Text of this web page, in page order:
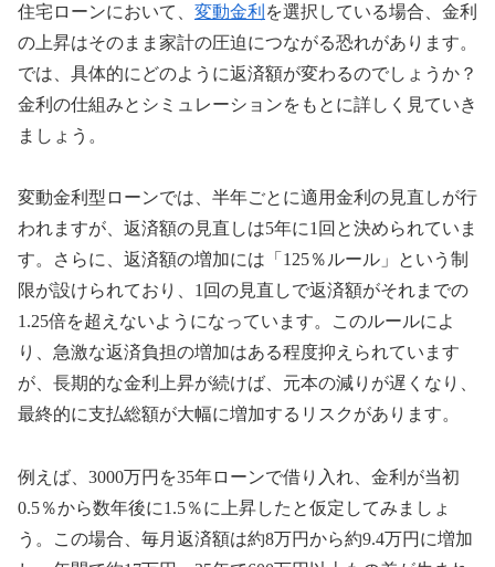
住宅ローンにおいて、 変動金利 を選択している場合、金利
の上昇はそのまま家計の圧迫につながる恐れがあります。
では、具体的にどのように返済額が変わるのでしょうか？
金利の仕組みとシミュレーションをもとに詳しく見ていき
ましょう。
変動金利型ローンでは、半年ごとに適用金利の見直しが行
われますが、返済額の見直しは5年に1回と決められていま
す。さらに、返済額の増加には「125％ルール」という制
限が設けられており、1回の見直しで返済額がそれまでの
1.25倍を超えないようになっています。このルールによ
り、急激な返済負担の増加はある程度抑えられています
が、長期的な金利上昇が続けば、元本の減りが遅くなり、
最終的に支払総額が大幅に増加するリスクがあります。
例えば、3000万円を35年ローンで借り入れ、金利が当初
0.5％から数年後に1.5％に上昇したと仮定してみましょ
う。この場合、毎月返済額は約8万円から約9.4万円に増加